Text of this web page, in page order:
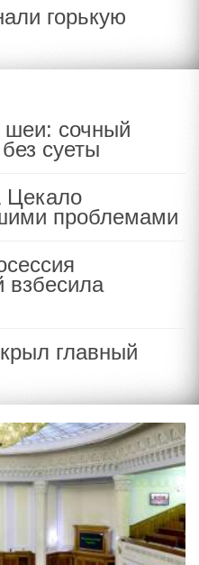
горькую
сочный
суеты
проблемами
взбесила
главный